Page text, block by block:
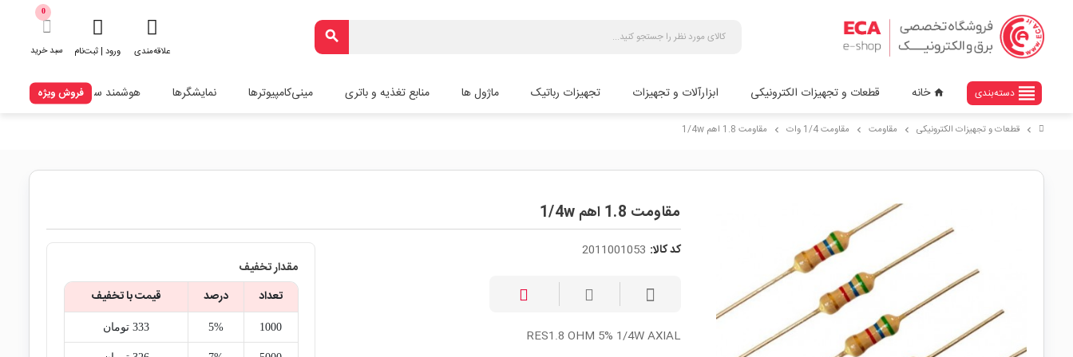
search
علاقه‌مندی ورود | ثبت‌نام
0
سبد خرید
view_headline دسته‌بندی home خانه قطعات و تجهیزات الکترونیکی ابزارآلات و تجهیزات تجهیزات رباتیک ماژول ها منابع تغذیه و باتری مینی‌کامپیوترها نمایشگرها هوشمند سازیفروش ویژه
chevron_right قطعات و تجهیزات الکترونیکی chevron_right مقاومت chevron_right مقاومت 1/4 وات chevron_right مقاومت 1.8 اهم 1/4w
مقاومت 1.8 اهم 1/4w
کد کالا: 2011001053
RES1.8 OHM 5% 1/4W AXIAL
مقدار تخفیف
تعداد
درصد قیمت با تخفیف
1000
5% 333‎ تومان